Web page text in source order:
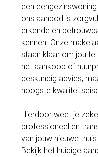
een
ons aanbod is
erkende en
kennen. Onze
staan klaar om jou te
het aankoop of
deskundig advies,
hoogste
Hierdoor weet je
professioneel en
van jouw nieuwe
Bekijk het huidige